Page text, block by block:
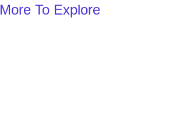
More To Explore